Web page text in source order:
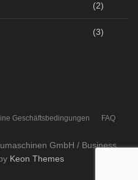
(2)
(3)
Geschäftsbedingungen FAQ
GmbH / Business
Keon Themes